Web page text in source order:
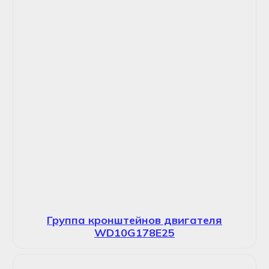
Группа кронштейнов двигателя
WD10G178E25